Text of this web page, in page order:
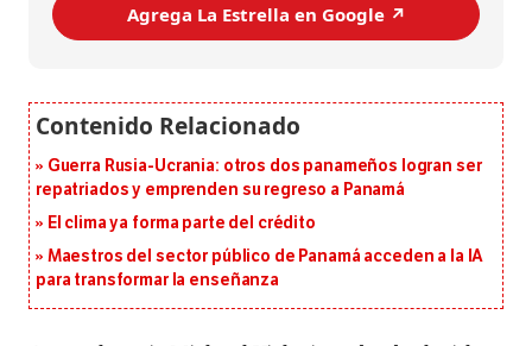
Agrega La Estrella en Google ↗️
Guerra Rusia-Ucrania: otros dos panameños logran ser
repatriados y emprenden su regreso a Panamá
El clima ya forma parte del crédito
Maestros del sector público de Panamá acceden a la IA
para transformar la enseñanza